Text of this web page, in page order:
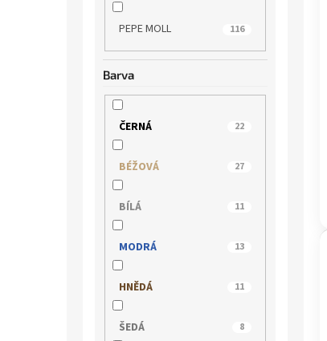
PEPE MOLL 116
Barva
ČERNÁ 22
BÉŽOVÁ 27
BÍLÁ 11
MODRÁ 13
HNĚDÁ 11
ŠEDÁ 8